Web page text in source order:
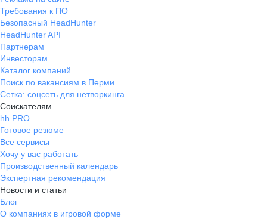
Требования к ПО
Безопасный HeadHunter
HeadHunter API
Партнерам
Инвесторам
Каталог компаний
Поиск по вакансиям в Перми
Сетка: соцсеть для нетворкинга
Соискателям
hh PRO
Готовое резюме
Все сервисы
Хочу у вас работать
Производственный календарь
Экспертная рекомендация
Новости и статьи
Блог
О компаниях в игровой форме